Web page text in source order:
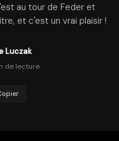
au tour de Feder et
et c'est un vrai plaisir !
Luczak
de lecture